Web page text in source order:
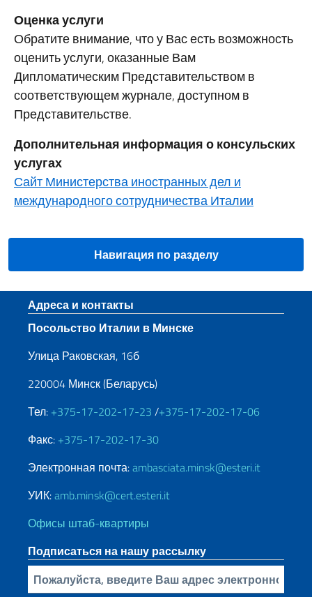
Оценка услуги
Обратите внимание, что у Вас есть возможность
оценить услуги, оказанные Вам
Дипломатическим Представительством в
соответствующем журнале, доступном в
Представительстве.
Дополнительная информация о консульских
услугах
Сайт Министерства иностранных дел и
международного сотрудничества Италии
Навигация по разделу
Нижний колонтитул
Адреса и контакты
Посольство Италии в Минске
Улица Раковская, 16б
220004 Минск (Беларусь)
Тел: +375-17-202-17-23 /+375-17-202-17-06
Факс: +375-17-202-17-30
Электронная почта:ambasciata.minsk@esteri.it
УИК:amb.minsk@cert.esteri.it
Офисы штаб-квартиры
Подписаться на нашу рассылку
Bставьте свой адрес электронной почты